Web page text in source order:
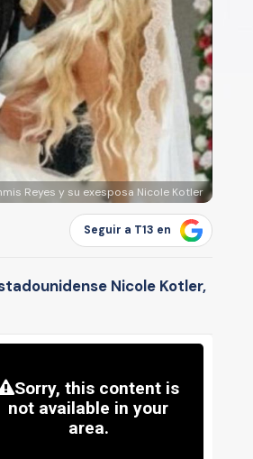
Reyes y su exesposa Nicole Kotler
Seguir a T13 en
Nicole Kotler,